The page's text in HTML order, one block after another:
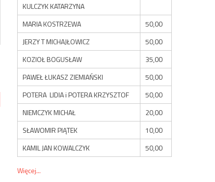
KULCZYK KATARZYNA
MARIA KOSTRZEWA
50,00
JERZY T MICHAJŁOWICZ
50,00
KOZIOŁ BOGUSŁAW
35,00
PAWEŁ ŁUKASZ ZIEMIAŃSKI
50,00
POTERA LIDIA i POTERA KRZYSZTOF
50,00
NIEMCZYK MICHAŁ
20,00
SŁAWOMIR PIĄTEK
10,00
KAMIL JAN KOWALCZYK
50,00
Więcej...